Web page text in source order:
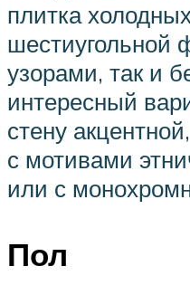
плитка
шестиугольной
узорами, так и
интересный
стену
с мотивами
или с
Пол